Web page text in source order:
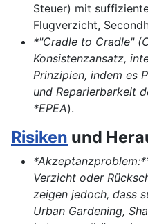
Steuer) mit
Flugverzicht,
*"Cradle to Cradle"
Konsistenzansatz,
Prinzipien, indem es
und Reparierbarkeit
*EPEA).
Risiken und
Verzicht oder
zeigen jedoch, dass
Urban Gardening,